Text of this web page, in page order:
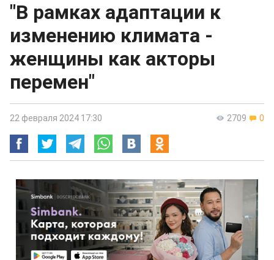
"В рамках адаптации к
изменению климата -
женщины как акторы
перемен"
2709 0
22 февраля 2024 17:30